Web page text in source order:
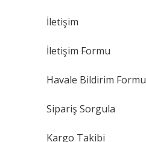
İletişim
İletişim Formu
Havale Bildirim Formu
Sipariş Sorgula
Kargo Takibi